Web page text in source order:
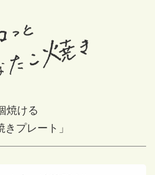
焼ける
きプレート」